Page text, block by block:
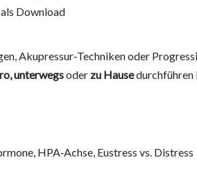
Download
Akupressur‑Techniken oder
unterwegsoder zu Hausedurchführen
HPA‑Achse, Eustress vs. Distress